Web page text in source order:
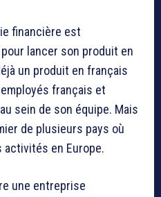
financière est
lancer son produit en
un produit en français
français et
sein de son équipe. Mais
de plusieurs pays où
activités en Europe.
une entreprise